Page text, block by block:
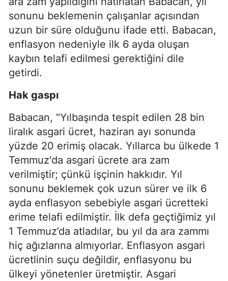
sonunu beklemenin çalışanlar açısından
uzun bir süre olduğunu ifade etti. Babacan,
enflasyon nedeniyle ilk 6 ayda oluşan
kaybın telafi edilmesi gerektiğini dile
getirdi.
Hak gaspı
Babacan, "Yılbaşında tespit edilen 28 bin
liralık asgari ücret, haziran ayı sonunda
yüzde 20 erimiş olacak. Yıllarca bu ülkede 1
Temmuz'da asgari ücrete ara zam
verilmiştir; çünkü işçinin hakkıdır. Yıl
sonunu beklemek çok uzun sürer ve ilk 6
ayda enflasyon sebebiyle asgari ücretteki
erime telafi edilmiştir. İlk defa geçtiğimiz yıl
1 Temmuz’da atladılar, bu yıl da ara zammı
hiç ağızlarına almıyorlar. Enflasyon asgari
ücretlinin suçu değildir, enflasyonu bu
ülkeyi yönetenler üretmiştir. Asgari